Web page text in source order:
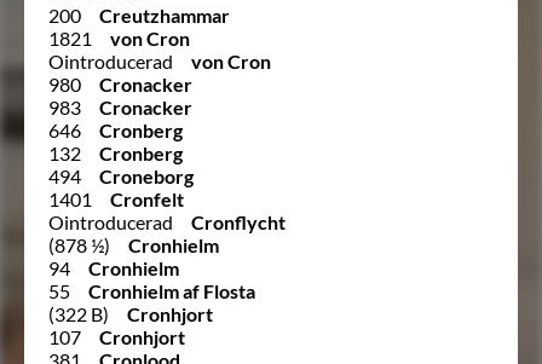
200
Creutzhammar
1821
von Cron
Ointroducerad
von Cron
980
Cronacker
983
Cronacker
646
Cronberg
132
Cronberg
494
Croneborg
1401
Cronfelt
Ointroducerad
Cronflycht
(878 ½)
Cronhielm
94
Cronhielm
55
Cronhielm af Flosta
(322 B)
Cronhjort
107
Cronhjort
381
Cronlood